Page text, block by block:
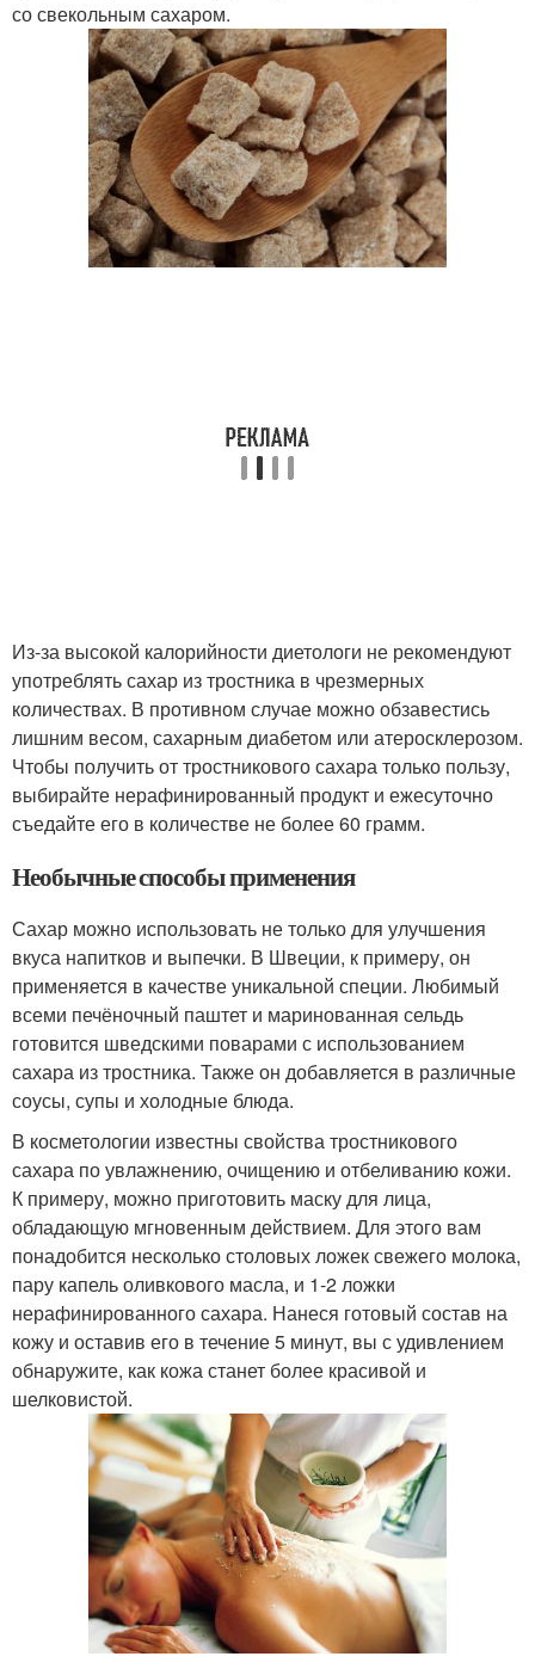
со свекольным сахаром.
Из-за высокой калорийности диетологи не рекомендуют
употреблять сахар из тростника в чрезмерных
количествах. В противном случае можно обзавестись
лишним весом, сахарным диабетом или атеросклерозом.
Чтобы получить от тростникового сахара только пользу,
выбирайте нерафинированный продукт и ежесуточно
съедайте его в количестве не более 60 грамм.
Необычные способы применения
Сахар можно использовать не только для улучшения
вкуса напитков и выпечки. В Швеции, к примеру, он
применяется в качестве уникальной специи. Любимый
всеми печёночный паштет и маринованная сельдь
готовится шведскими поварами с использованием
сахара из тростника. Также он добавляется в различные
соусы, супы и холодные блюда.
В косметологии известны свойства тростникового
сахара по увлажнению, очищению и отбеливанию кожи.
К примеру, можно приготовить маску для лица,
обладающую мгновенным действием. Для этого вам
понадобится несколько столовых ложек свежего молока,
пару капель оливкового масла, и 1-2 ложки
нерафинированного сахара. Нанеся готовый состав на
кожу и оставив его в течение 5 минут, вы с удивлением
обнаружите, как кожа станет более красивой и
шелковистой.